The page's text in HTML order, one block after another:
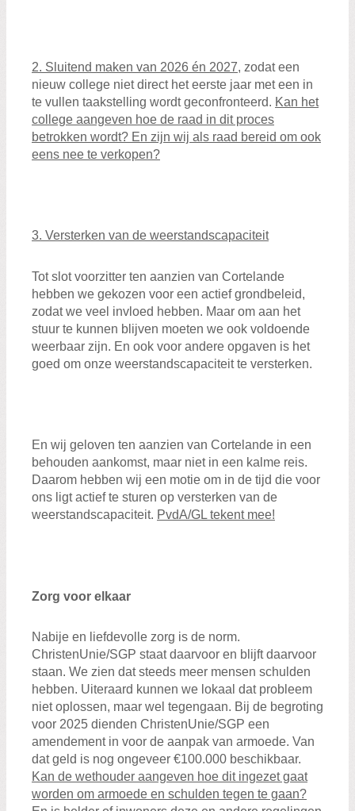
2. Sluitend maken van 2026 én 2027, zodat een
nieuw college niet direct het eerste jaar met een in
te vullen taakstelling wordt geconfronteerd. Kan het
college aangeven hoe de raad in dit proces
betrokken wordt? En zijn wij als raad bereid om ook
eens nee te verkopen?
3. Versterken van de weerstandscapaciteit
Tot slot voorzitter ten aanzien van Cortelande
hebben we gekozen voor een actief grondbeleid,
zodat we veel invloed hebben. Maar om aan het
stuur te kunnen blijven moeten we ook voldoende
weerbaar zijn. En ook voor andere opgaven is het
goed om onze weerstandscapaciteit te versterken.
En wij geloven ten aanzien van Cortelande in een
behouden aankomst, maar niet in een kalme reis.
Daarom hebben wij een motie om in de tijd die voor
ons ligt actief te sturen op versterken van de
weerstandscapaciteit. PvdA/GL tekent mee!
Zorg voor elkaar
Nabije en liefdevolle zorg is de norm.
ChristenUnie/SGP staat daarvoor en blijft daarvoor
staan. We zien dat steeds meer mensen schulden
hebben. Uiteraard kunnen we lokaal dat probleem
niet oplossen, maar wel tegengaan. Bij de begroting
voor 2025 dienden ChristenUnie/SGP een
amendement in voor de aanpak van armoede. Van
dat geld is nog ongeveer €100.000 beschikbaar.
Kan de wethouder aangeven hoe dit ingezet gaat
worden om armoede en schulden tegen te gaan?